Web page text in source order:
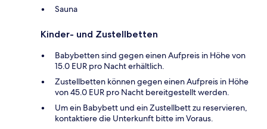
Sauna
Kinder- und Zustellbetten
Babybetten sind gegen einen Aufpreis in Höhe von
15.0 EUR pro Nacht erhältlich.
Zustellbetten können gegen einen Aufpreis in Höhe
von 45.0 EUR pro Nacht bereitgestellt werden.
Um ein Babybett und ein Zustellbett zu reservieren,
kontaktiere die Unterkunft bitte im Voraus.